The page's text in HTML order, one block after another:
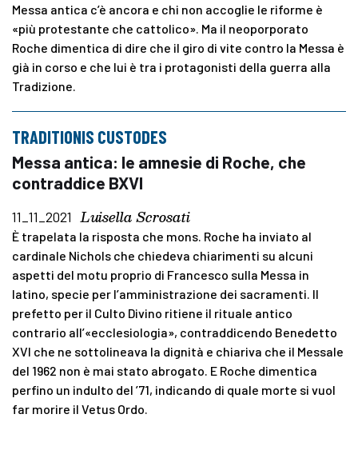
Messa antica c’è ancora e chi non accoglie le riforme è
«più protestante che cattolico». Ma il neoporporato
Roche dimentica di dire che il giro di vite contro la Messa è
già in corso e che lui è tra i protagonisti della guerra alla
Tradizione.
TRADITIONIS CUSTODES
Messa antica: le amnesie di Roche, che
contraddice BXVI
11_11_2021 Luisella Scrosati
È trapelata la risposta che mons. Roche ha inviato al
cardinale Nichols che chiedeva chiarimenti su alcuni
aspetti del motu proprio di Francesco sulla Messa in
latino, specie per l’amministrazione dei sacramenti. Il
prefetto per il Culto Divino ritiene il rituale antico
contrario all’«ecclesiologia», contraddicendo Benedetto
XVI che ne sottolineava la dignità e chiariva che il Messale
del 1962 non è mai stato abrogato. E Roche dimentica
perfino un indulto del ’71, indicando di quale morte si vuol
far morire il Vetus Ordo.